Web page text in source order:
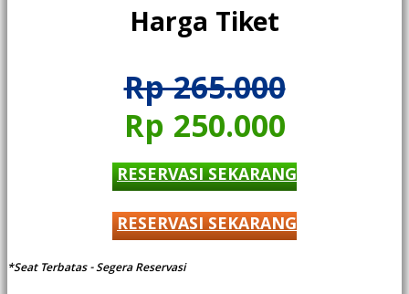
Harga Tiket
Rp 265.000
Rp 250.000
RESERVASI SEKARANG
RESERVASI SEKARANG
*Seat Terbatas - Segera Reservasi